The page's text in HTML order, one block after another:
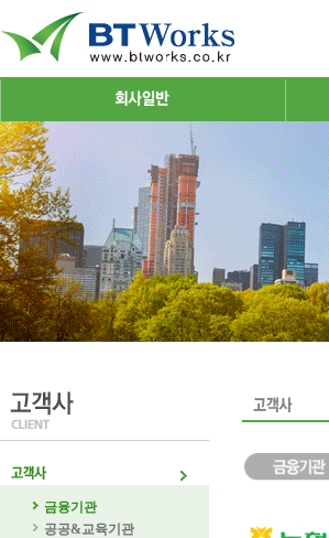
금융기관
공공&교육기관